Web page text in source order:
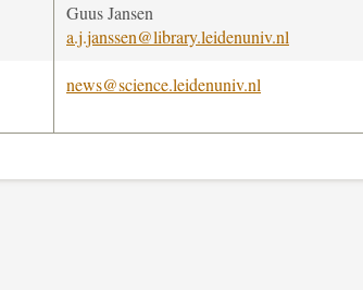
Guus Jansen
a.j.janssen@library.leidenuniv.nl
news@science.leidenuniv.nl